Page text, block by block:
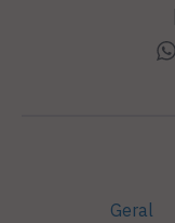
Geral